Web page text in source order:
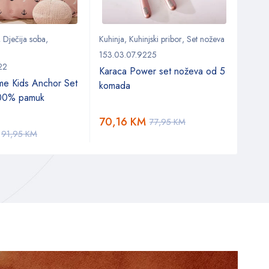
Dječija soba,
Kids Anchor Set
pamuk
91,95KM
Kuhinja, Kuhinjski pribor, Set noževa
153.03.07.9225
Karaca Power set noževa od 5
komada
77,95KM
70,16 KM